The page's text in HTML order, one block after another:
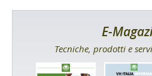
E-
Tecniche, prodotti e